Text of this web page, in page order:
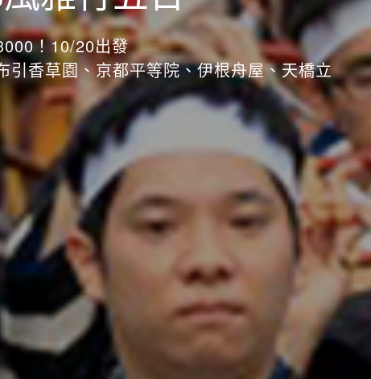
！10/20出發
引香草園、京都平等院、伊根舟屋、天橋立